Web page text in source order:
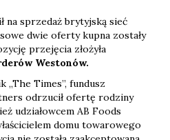
na sprzedaż brytyjską sieć
dwie oferty kupna zostały
przejęcia złożyła
Westonów.
„The Times”, fundusz
odrzucił ofertę rodziny
udziałowcem AB Foods
domu towarowego